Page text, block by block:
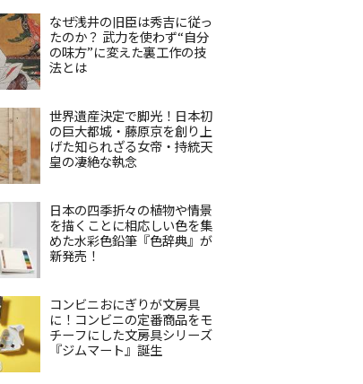
なぜ浅井の旧臣は秀吉に従っ
たのか？ 武力を使わず“自分
の味方”に変えた裏工作の技
法とは
世界遺産決定で脚光！日本初
の巨大都城・藤原京を創り上
げた知られざる女帝・持統天
皇の凄絶な執念
日本の四季折々の植物や情景
を描くことに相応しい色を集
めた水彩色鉛筆『色辞典』が
新発売！
コンビニおにぎりが文房具
に！コンビニの定番商品をモ
チーフにした文房具シリーズ
『ジムマート』誕生